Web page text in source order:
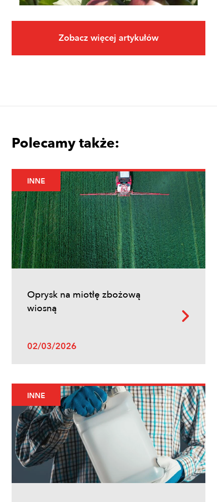
Uprawy polowe
Łokaś garbatek – jak rozpoznać
szkodnika i ograniczyć szkody w
Uprawy polowe
Ochrona fungicydowa zbóż – program
zabiegów, terminy i skuteczna strategia
ochrony
Zobacz więcej artykułów
Polecamy także:
INNE
Oprysk na miotłę zbożową
wiosną
02/03/2026
INNE